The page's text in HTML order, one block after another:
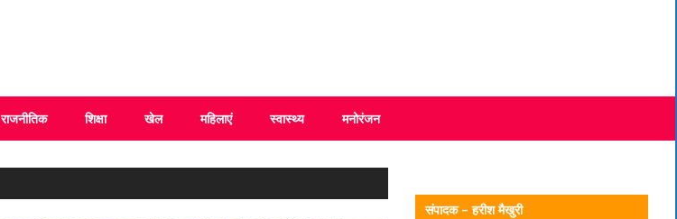
राजनीतिक शिक्षा खेल महिलाएं स्वास्थ्य मनोरंजन
संपादक – हरीश मैखुरी